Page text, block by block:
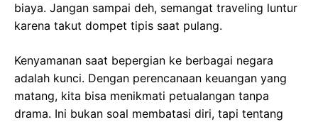
biaya. Jangan sampai deh, semangat traveling luntur
karena takut dompet tipis saat pulang.
Kenyamanan saat bepergian ke berbagai negara
adalah kunci. Dengan perencanaan keuangan yang
matang, kita bisa menikmati petualangan tanpa
drama. Ini bukan soal membatasi diri, tapi tentang